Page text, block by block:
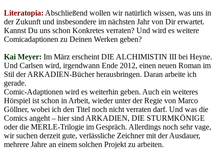
Literatopia: Abschließend wollen wir natürlich wissen, was uns in
der Zukunft und insbesondere im nächsten Jahr von Dir erwartet.
Kannst Du uns schon Konkretes verraten? Und wird es weitere
Comicadaptionen zu Deinen Werken geben?
Kai Meyer: Im März erscheint DIE ALCHIMISTIN III bei Heyne.
Und Carlsen wird, irgendwann Ende 2012, einen neuen Roman im
Stil der ARKADIEN-Bücher herausbringen. Daran arbeite ich
gerade.
Comic-Adaptionen wird es weiterhin geben. Auch ein weiteres
Hörspiel ist schon in Arbeit, wieder unter der Regie von Marco
Göllner, wobei ich den Titel noch nicht verraten darf. Und was die
Comics angeht – hier sind ARKADIEN, DIE STURMKÖNIGE
oder die MERLE-Trilogie im Gespräch. Allerdings noch sehr vage,
wir suchen derzeit gute, verlässliche Zeichner mit der Ausdauer,
mehrere Jahre an einem solchen Projekt zu arbeiten.